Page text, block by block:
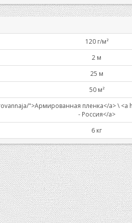
120 г/м²
2 м
25 м
50 м²
">Армированная пленка</a> \
- Россия</a>
6 кг